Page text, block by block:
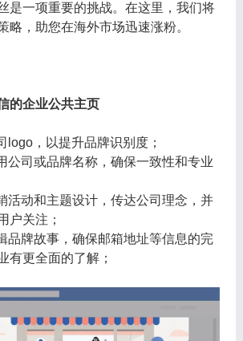
是一项重要的挑战。在这里，我们将
略，助您在海外市场迅速涨粉。
的企业公共主页
logo，以提升品牌识别度；
公司或品牌名称，确保一致性和专业
活动和主题设计，传达公司理念，并
户关注；
品牌故事，确保邮箱地址等信息的完
有更全面的了解；